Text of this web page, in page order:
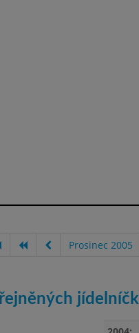
Prosinec 2005